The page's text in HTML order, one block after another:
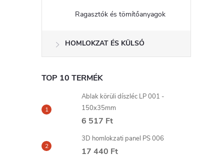
Ragasztók és tömítőanyagok
HOMLOKZAT ÉS KÜLSŐ
TOP 10 TERMÉK
Ablak körüli díszléc LP 001 -
150x35mm
6 517 Ft
3D homlokzati panel PS 006
17 440 Ft